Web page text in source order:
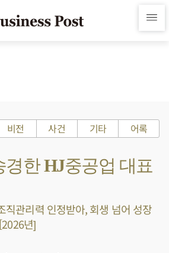
비전 사건 기타 어록
경한 HJ중공업 대표
직관리력 인정받아, 회생 넘어 성장
년]